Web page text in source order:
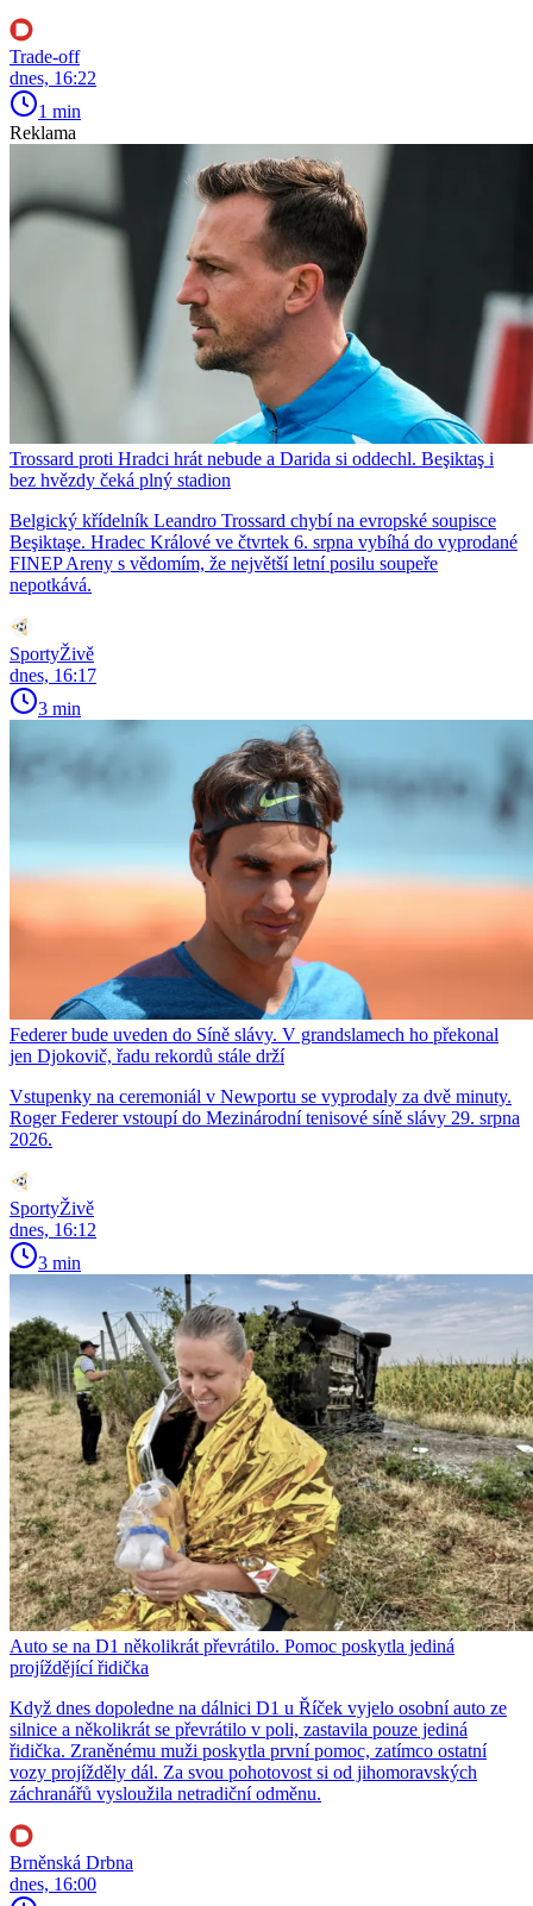
Trade-off
dnes, 16:22
1 min
Reklama
Trossard proti Hradci hrát nebude a Darida si oddechl. Beşiktaş i
bez hvězdy čeká plný stadion
Belgický křídelník Leandro Trossard chybí na evropské soupisce
Beşiktaşe. Hradec Králové ve čtvrtek 6. srpna vybíhá do vyprodané
FINEP Areny s vědomím, že největší letní posilu soupeře
nepotkává.
SportyŽivě
dnes, 16:17
3 min
Federer bude uveden do Síně slávy. V grandslamech ho překonal
jen Djokovič, řadu rekordů stále drží
Vstupenky na ceremoniál v Newportu se vyprodaly za dvě minuty.
Roger Federer vstoupí do Mezinárodní tenisové síně slávy 29. srpna
2026.
SportyŽivě
dnes, 16:12
3 min
Auto se na D1 několikrát převrátilo. Pomoc poskytla jediná
projíždějící řidička
Když dnes dopoledne na dálnici D1 u Říček vyjelo osobní auto ze
silnice a několikrát se převrátilo v poli, zastavila pouze jediná
řidička. Zraněnému muži poskytla první pomoc, zatímco ostatní
vozy projížděly dál. Za svou pohotovost si od jihomoravských
záchranářů vysloužila netradiční odměnu.
Brněnská Drbna
dnes, 16:00